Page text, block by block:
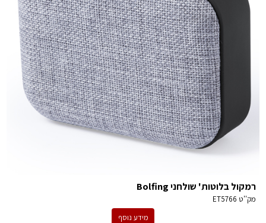
רמקול בלוטות' שולחני Bolfing
מק''ט ET5766
מידע נוסף